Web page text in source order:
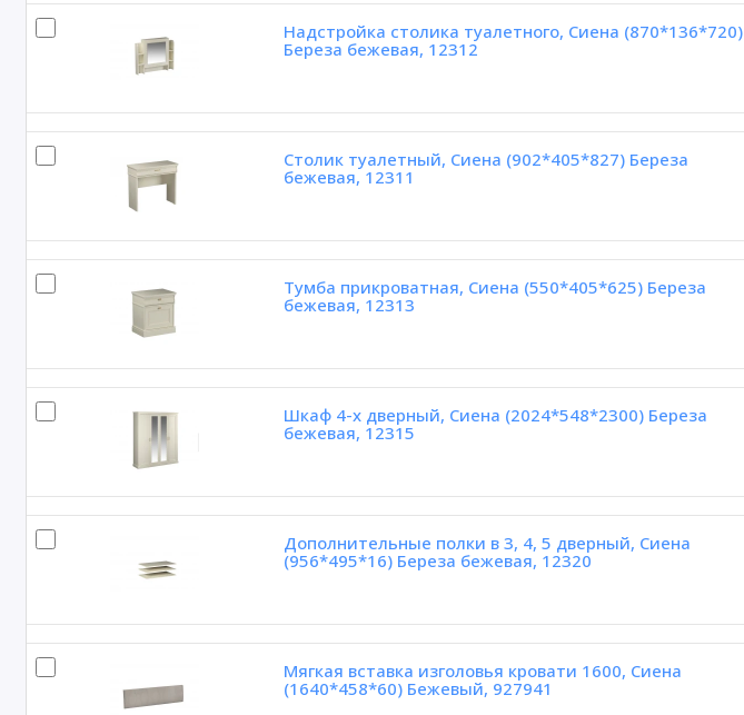
Надстройка столика туалетного, Сиена (870*136*720)
Береза бежевая, 12312
Столик туалетный, Сиена (902*405*827) Береза
бежевая, 12311
Тумба прикроватная, Сиена (550*405*625) Береза
бежевая, 12313
Шкаф 4-х дверный, Сиена (2024*548*2300) Береза
бежевая, 12315
Дополнительные полки в 3, 4, 5 дверный, Сиена
(956*495*16) Береза бежевая, 12320
Мягкая вставка изголовья кровати 1600, Сиена
(1640*458*60) Бежевый, 927941